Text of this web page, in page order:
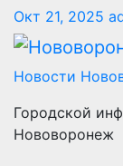
Окт 21, 2025
Новости
Городской
Нововоронеж